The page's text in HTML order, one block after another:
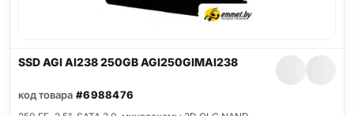
SSD AGI AI238 250GB AGI250GIMAI238
код товара #6988476